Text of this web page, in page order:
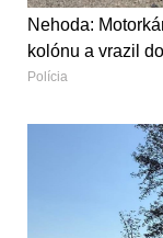
Nehoda:
kolónu a vrazil
Polícia